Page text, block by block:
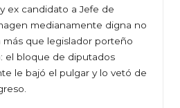
ex candidato a Jefe de
medianamente digna no
que legislador porteño
el bloque de diputados
le bajó el pulgar y lo vetó de